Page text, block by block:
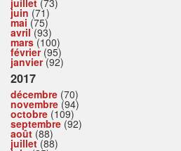
juillet (73)
juin (71)
mai (75)
avril(93)
mars(100)
février(95)
janvier(92)
2017
décembre (70)
novembre (94)
octobre (109)
septembre (92)
août (88)
juillet(88)